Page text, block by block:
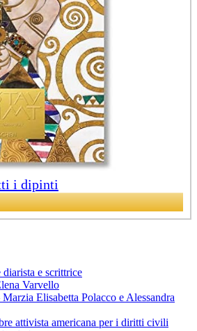
i dipinti
e scrittrice
Varvello
Elisabetta Polacco e Alessandra
attivista americana per i diritti civili